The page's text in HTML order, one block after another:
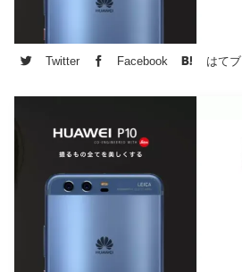
Twitter Facebook はてブ